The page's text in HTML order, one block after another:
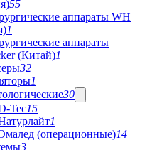
55
аппараты WH
1
аппараты
(Китай)1
32
1
30
Tec15
1
(операционные)14
3